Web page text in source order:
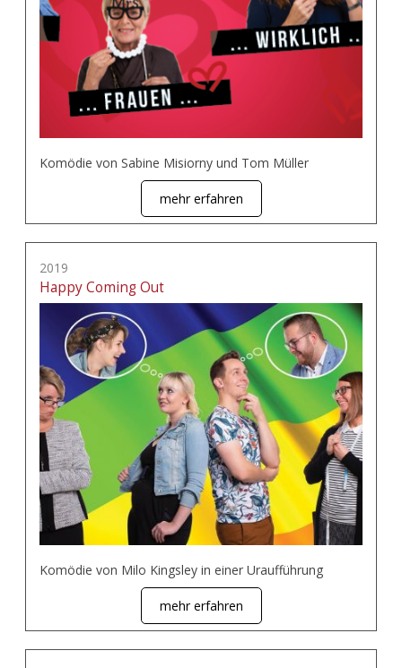
Komödie von Sabine Misiorny und Tom Müller
mehr erfahren
2019
Happy Coming Out
Komödie von Milo Kingsley in einer Uraufführung
mehr erfahren